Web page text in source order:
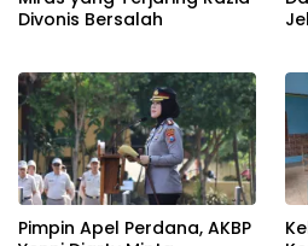
Divonis Bersalah
Pimpin Apel Perdana, AKBP